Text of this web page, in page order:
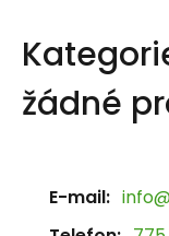
žádné
E-mail: